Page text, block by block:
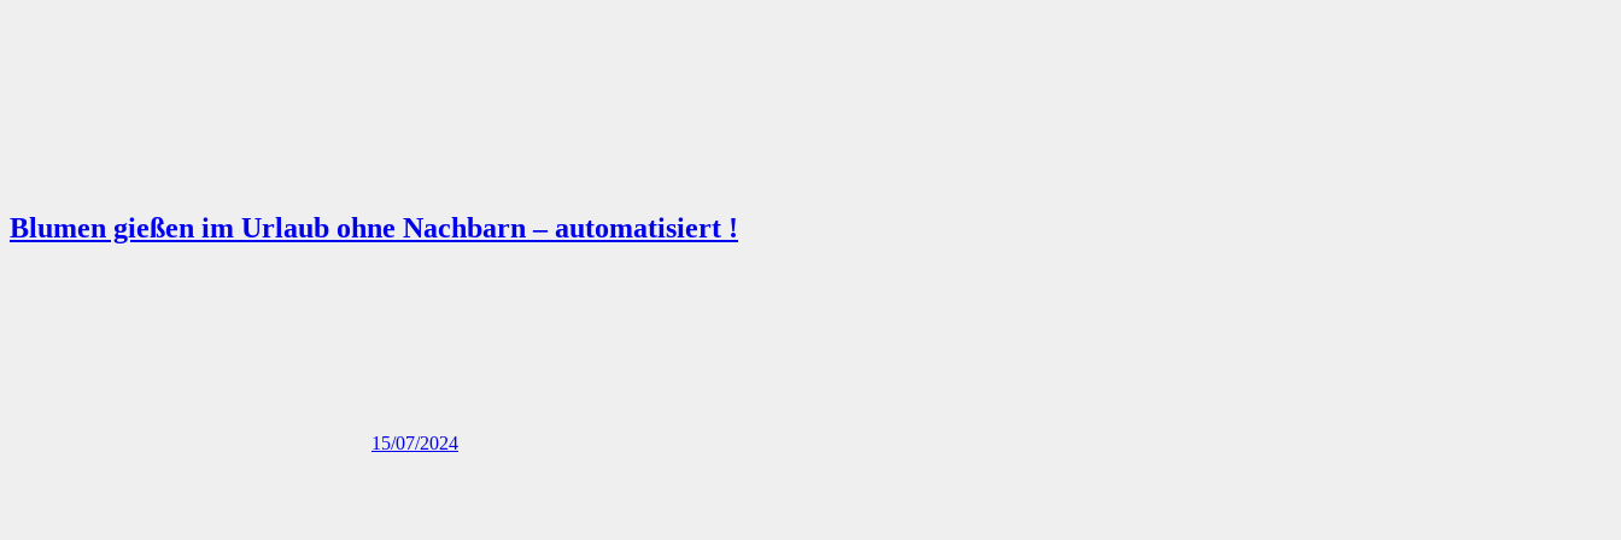
Blumen gießen im Urlaub ohne Nachbarn – automatisiert !
15/07/2024